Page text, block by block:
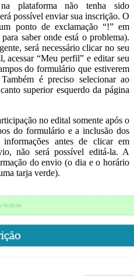
plataforma não tenha sido
possível enviar sua inscrição. O
ponto de exclamação “!” em
saber onde está o problema).
será necessário clicar no seu
acessar “Meu perfil” e editar seu
do formulário que estiverem
é preciso selecionar ao
superior esquerdo da página
no edital somente após o
do formulário e a inclusão dos
antes de clicar em
não será possível editá-la. A
do envio (o dia e o horário
tarja verde).